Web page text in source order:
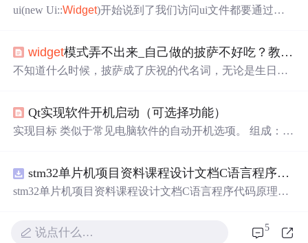
样的定位: 关键词： 1.便笺 这个不用多讲，必须具备方便
ui(new Ui::Widget)开始说到了我们访问ui文件都要通过这
到这里QT程序就运行起来了，既然ui类是new出来的所以
我们的析构函数中也进行了释放；一个命名控件包含了一
了需要的功能，当我们创建一个GUI控件的时候默认状态
是不显示的，这里我们需要主动调用show显示；......
widget模式弄不出来_自己做的披萨不好吃？教你实用蒸烤箱披萨做法，宅家一起分享...
不知道什么时候，披萨成了庆祝的代名词，无论是生日、
想自己在家做又觉得很难，怕做不好。今天就教大家用蒸
烤箱来做多种口味的 白菜价披萨，务必让每个人都能吃上
于顾客来说，披萨更多的费用在包装以及人工、招牌...
Qt实现软件开机启动（可选择功能）
实现目标 类似于常见电脑软件的自动开机选项。 组成：
开机启动） 效果： ...
stm32单片机项目资料课程设计文档C语言程序代码原理图电路PCB实例五种PWM反馈控制模式研究
stm32单片机项目资料课程设计文档C语言程序代码原理图
说点什么… 5